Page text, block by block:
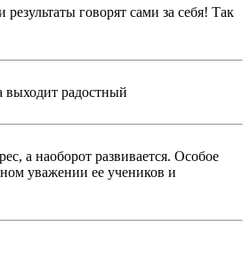
говорят сами за себя! Так
выходит радостный
а наоборот развивается. Особое
уважении ее учеников и